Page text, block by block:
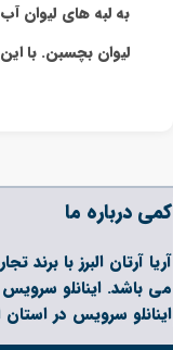
به لبه های لیوان
لیوان بچسبن. با
کمی درباره ما
می باشد. اینانلو
اینانلو سرویس در